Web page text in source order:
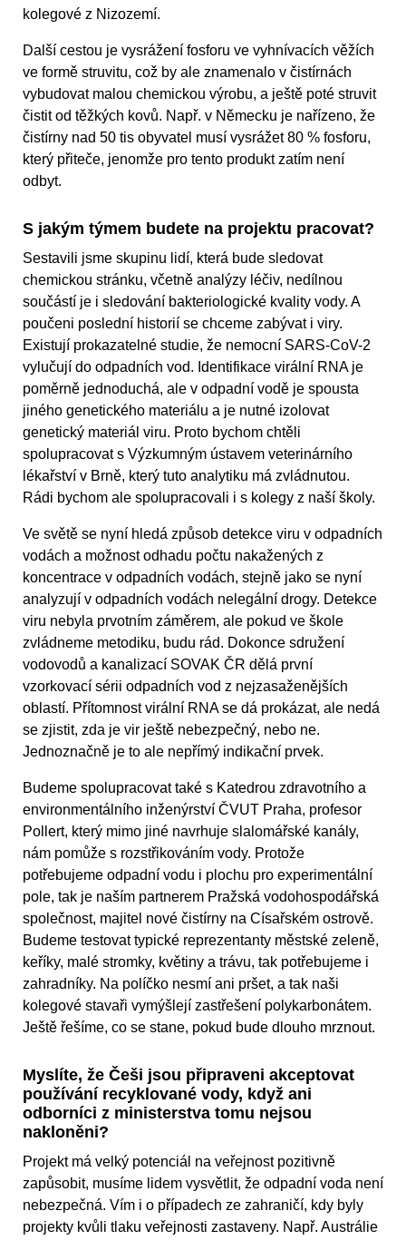
kolegové z Nizozemí.
Další cestou je vysrážení fosforu ve vyhnívacích věžích
ve formě struvitu, což by ale znamenalo v čistírnách
vybudovat malou chemickou výrobu, a ještě poté struvit
čistit od těžkých kovů. Např. v Německu je nařízeno, že
čistírny nad 50 tis obyvatel musí vysrážet 80 % fosforu,
který přiteče, jenomže pro tento produkt zatím není
odbyt.
S jakým týmem budete na projektu pracovat?
Sestavili jsme skupinu lidí, která bude sledovat
chemickou stránku, včetně analýzy léčiv, nedílnou
součástí je i sledování bakteriologické kvality vody. A
poučeni poslední historií se chceme zabývat i viry.
Existují prokazatelné studie, že nemocní SARS-CoV-2
vylučují do odpadních vod. Identifikace virální RNA je
poměrně jednoduchá, ale v odpadní vodě je spousta
jiného genetického materiálu a je nutné izolovat
genetický materiál viru. Proto bychom chtěli
spolupracovat s Výzkumným ústavem veterinárního
lékařství v Brně, který tuto analytiku má zvládnutou.
Rádi bychom ale spolupracovali i s kolegy z naší školy.
Ve světě se nyní hledá způsob detekce viru v odpadních
vodách a možnost odhadu počtu nakažených z
koncentrace v odpadních vodách, stejně jako se nyní
analyzují v odpadních vodách nelegální drogy. Detekce
viru nebyla prvotním záměrem, ale pokud ve škole
zvládneme metodiku, budu rád. Dokonce sdružení
vodovodů a kanalizací SOVAK ČR dělá první
vzorkovací sérii odpadních vod z nejzasaženějších
oblastí. Přítomnost virální RNA se dá prokázat, ale nedá
se zjistit, zda je vir ještě nebezpečný, nebo ne.
Jednoznačně je to ale nepřímý indikační prvek.
Budeme spolupracovat také s Katedrou zdravotního a
environmentálního inženýrství ČVUT Praha, profesor
Pollert, který mimo jiné navrhuje slalomářské kanály,
nám pomůže s rozstřikováním vody. Protože
potřebujeme odpadní vodu i plochu pro experimentální
pole, tak je naším partnerem Pražská vodohospodářská
společnost, majitel nové čistírny na Císařském ostrově.
Budeme testovat typické reprezentanty městské zeleně,
keříky, malé stromky, květiny a trávu, tak potřebujeme i
zahradníky. Na políčko nesmí ani pršet, a tak naši
kolegové stavaři vymýšlejí zastřešení polykarbonátem.
Ještě řešíme, co se stane, pokud bude dlouho mrznout.
Myslíte, že Češi jsou připraveni akceptovat
používání recyklované vody, když ani
odborníci z ministerstva tomu nejsou
nakloněni?
Projekt má velký potenciál na veřejnost pozitivně
zapůsobit, musíme lidem vysvětlit, že odpadní voda není
nebezpečná. Vím i o případech ze zahraničí, kdy byly
projekty kvůli tlaku veřejnosti zastaveny. Např. Austrálie